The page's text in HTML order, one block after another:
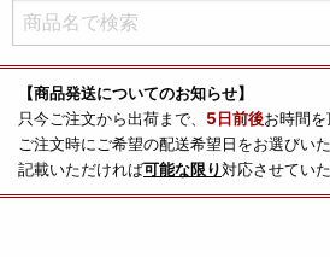
【商品発送についてのお知らせ】
只今ご注文から出荷まで、 5日前後お時間を
ご注文時にご希望の配送希望日をお選びい
記載いただければ可能な限り対応させてい